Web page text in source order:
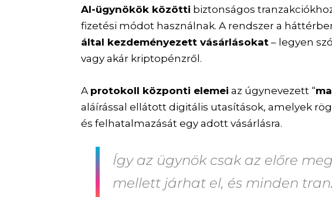
AI-ügynökök közötti biztonságos
fizetési módot használnak. A rendszer a
által kezdeményezett vásárlásokat – legyen
vagy akár kriptopénzről.
A protokoll központi elemei az úgynevezett “
aláírással ellátott digitális utasítások, amelyek
és felhatalmazását egy adott vásárlásra.
Így az ügynök csak az előre
mellett járhat el, és minden